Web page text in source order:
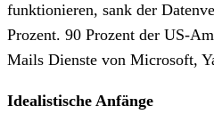
funktionieren, sank der
Prozent. 90 Prozent der US-
Mails Dienste von Microsoft,
Idealistische Anfänge